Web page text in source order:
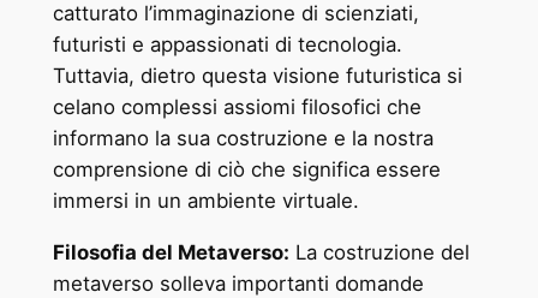
catturato l’immaginazione di scienziati,
futuristi e appassionati di tecnologia.
Tuttavia, dietro questa visione futuristica si
celano complessi assiomi filosofici che
informano la sua costruzione e la nostra
comprensione di ciò che significa essere
immersi in un ambiente virtuale.
Filosofia del Metaverso: La costruzione del
metaverso solleva importanti domande